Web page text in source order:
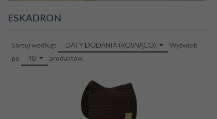
ESKADRON
Sortuj według: sortDATY DODANIA (ROSNĄCO)
Wyświetl
po
pop48 produktów